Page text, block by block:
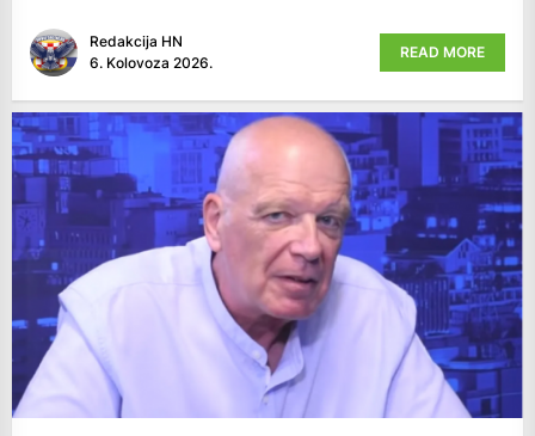
Redakcija HN
6. Kolovoza 2026.
READ MORE